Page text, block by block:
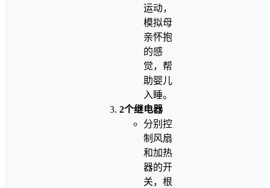
运动，
模拟母
亲怀抱
的感
觉，帮
助婴儿
入睡。
2个继电器
分别控
制风扇
和加热
器的开
关，根